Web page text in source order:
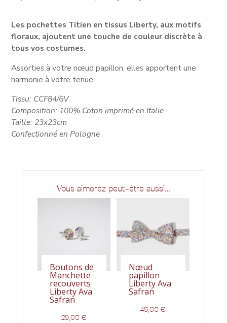
Les pochettes Titien en tissus Liberty, aux motifs
floraux, ajoutent une touche de couleur discrète à
tous vos costumes.
Assorties à votre nœud papillon, elles apportent une
harmonie à votre tenue.
Tissu: CCF84/6V
Composition: 100% Coton imprimé en Italie
Taille: 23x23cm
Confectionné en Pologne
Vous aimerez peut-être aussi…
Boutons de
Manchette
recouverts
Liberty Ava
Safran
29,00 €
Nœud
papillon
Liberty Ava
Safran
49,00€